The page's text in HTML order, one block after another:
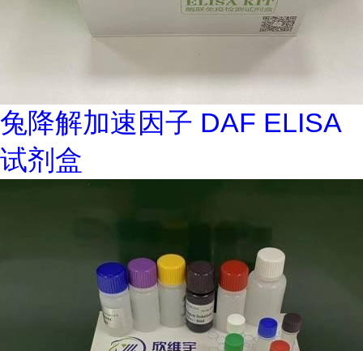
兔降解加速因子 DAF ELISA
试剂盒